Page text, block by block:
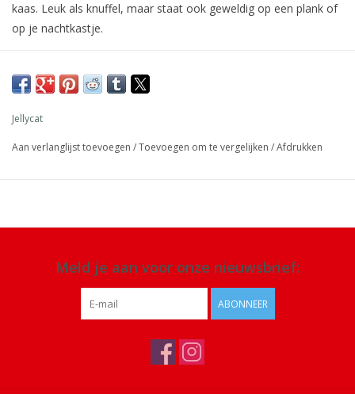
kaas. Leuk als knuffel, maar staat ook geweldig op een plank of
op je nachtkastje.
Materiaal: 100% polyester
Details: geschikt vanaf 12 maanden. Alleen handwas, niet in de
Jellycat
Aan verlanglijst toevoegen /Toevoegen om te vergelijken /Afdrukken
Meld je aan voor onze nieuwsbrief:
ABONNEER